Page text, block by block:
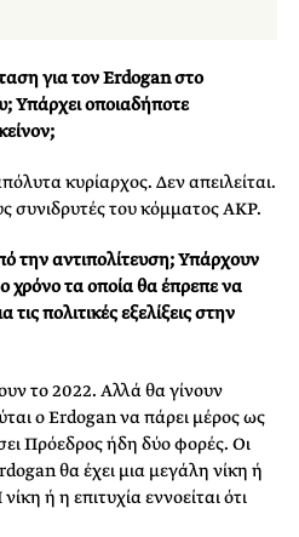
για τον Erdogan στο
Υπάρχει οποιαδήποτε
κυρίαρχος. Δεν απειλείται.
συνιδρυτές του κόμματος ΑΚΡ.
την αντιπολίτευση; Υπάρχουν
τα οποία θα έπρεπε να
πολιτικές εξελίξεις στην
το 2022. Αλλά θα γίνουν
ο Erdogan να πάρει μέρος ως
Πρόεδρος ήδη δύο φορές. Οι
θα έχει μια μεγάλη νίκη ή
ή η επιτυχία εννοείται ότι